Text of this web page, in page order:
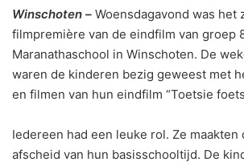
Winschoten – Woensdagavond was het
filmpremière van de eindfilm van groep
Maranathaschool in Winschoten. De
waren de kinderen bezig geweest met
en filmen van hun eindfilm “Toetsie
Iedereen had een leuke rol. Ze maakten
afscheid van hun basisschooltijd. De